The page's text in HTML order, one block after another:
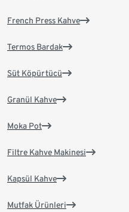
French Press Kahve
Termos Bardak
Süt Köpürtücü
Granül Kahve
Moka Pot
Filtre Kahve Makinesi
Kapsül Kahve
Mutfak Ürünleri